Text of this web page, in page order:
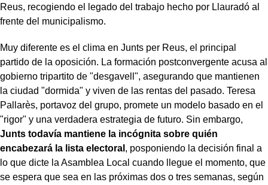
Reus, recogiendo el legado del trabajo hecho por Llauradó al
frente del municipalismo.
Muy diferente es el clima en Junts per Reus, el principal
partido de la oposición. La formación postconvergente acusa al
gobierno tripartito de "desgavell", asegurando que mantienen
la ciudad "dormida" y viven de las rentas del pasado. Teresa
Pallarès, portavoz del grupo, promete un modelo basado en el
"rigor" y una verdadera estrategia de futuro. Sin embargo,
Junts todavía mantiene la incógnita sobre quién
encabezará la lista electoral , posponiendo la decisión final a
lo que dicte la Asamblea Local cuando llegue el momento, que
se espera que sea en las próximas dos o tres semanas, según